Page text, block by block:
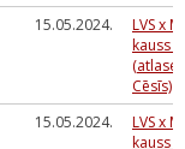
15.05.2024.
LVS x
kauss
Cēsīs)
15.05.2024.
LVS x
kauss